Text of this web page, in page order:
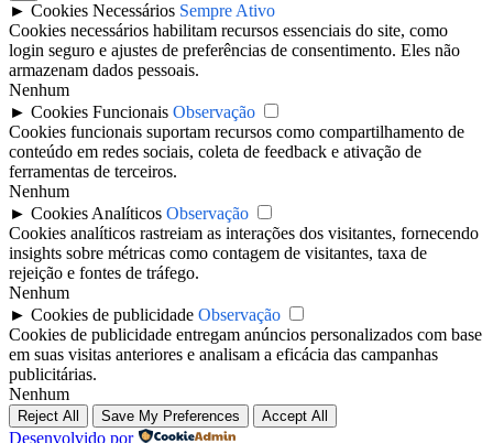
► Cookies Necessários Sempre Ativo
Cookies necessários habilitam recursos essenciais do site, como
login seguro e ajustes de preferências de consentimento. Eles não
armazenam dados pessoais.
Nenhum
► Cookies Funcionais Observação
Cookies funcionais suportam recursos como compartilhamento de
conteúdo em redes sociais, coleta de feedback e ativação de
ferramentas de terceiros.
Nenhum
► Cookies Analíticos Observação
Cookies analíticos rastreiam as interações dos visitantes, fornecendo
insights sobre métricas como contagem de visitantes, taxa de
rejeição e fontes de tráfego.
Nenhum
► Cookies de publicidade Observação
Cookies de publicidade entregam anúncios personalizados com base
em suas visitas anteriores e analisam a eficácia das campanhas
publicitárias.
Nenhum
Reject All Save My Preferences Accept All
Desenvolvido por